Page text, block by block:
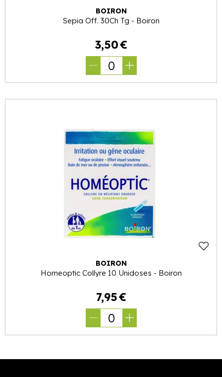
BOIRON
Sepia Off. 30Ch Tg - Boiron
3,50€
0
BOIRON
Homeoptic Collyre 10 Unidoses - Boiron
7,95€
0